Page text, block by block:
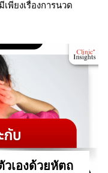
ยงเรื่องการนวด
วเองด้วยหัตถ